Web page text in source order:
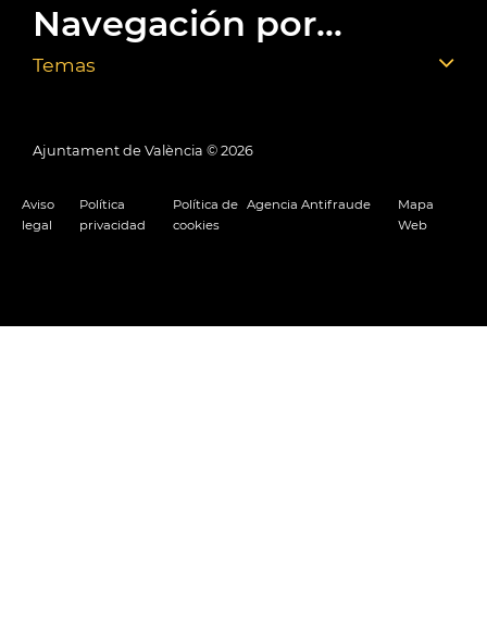
Navegación por...
Temas
Ajuntament de València © 2026
Aviso
legal
Política
privacidad
Política de
cookies
Agencia Antifraude
Mapa
Web